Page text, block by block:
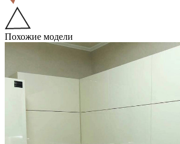
Похожие модели